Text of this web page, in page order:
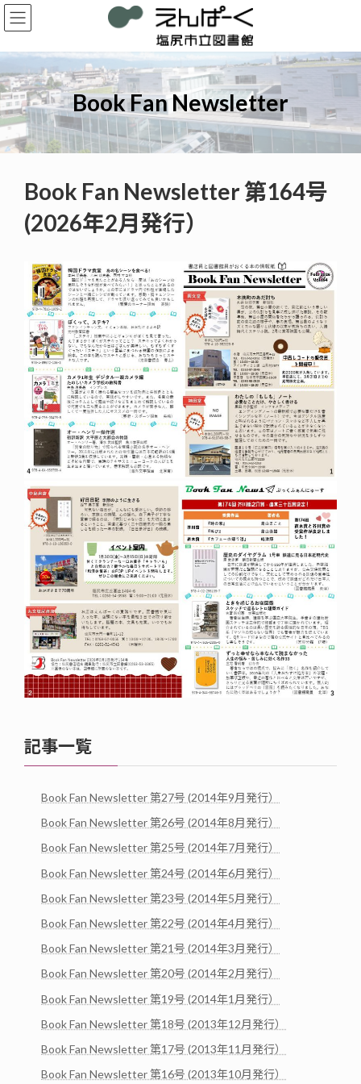
コ
ン
ン
ツ
へ
ス
キ
ッ
プ
ナ
ビ
ー
シ
ョ
ン
に
移
動
Book Fan Newsletter
Book Fan Newsletter 第164号
(2026年2月発行）
記事一覧
Book Fan Newsletter 第27号 (2014年9月発行）
Book Fan Newsletter 第26号 (2014年8月発行）
Book Fan Newsletter 第25号 (2014年7月発行）
Book Fan Newsletter 第24号 (2014年6月発行）
Book Fan Newsletter 第23号 (2014年5月発行）
Book Fan Newsletter 第22号 (2014年4月発行）
Book Fan Newsletter 第21号 (2014年3月発行）
Book Fan Newsletter 第20号 (2014年2月発行）
Book Fan Newsletter 第19号 (2014年1月発行）
Book Fan Newsletter 第18号 (2013年12月発行）
Book Fan Newsletter 第17号 (2013年11月発行）
Book Fan Newsletter 第16号 (2013年10月発行）